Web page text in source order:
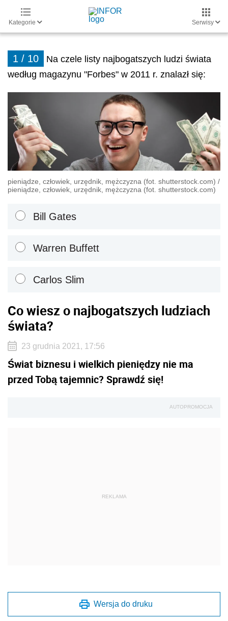
Kategorie Serwisy
1 / 10
Na czele listy najbogatszych ludzi świata
według magazynu "Forbes" w 2011 r. znalazł się:
pieniądze, człowiek, urzędnik, mężczyzna (fot. shutterstock.com) /
pieniądze, człowiek, urzędnik, mężczyzna (fot. shutterstock.com)
Bill Gates
Warren Buffett
Carlos Slim
Co wiesz o najbogatszych ludziach
świata?
23 grudnia 2021, 17:56
Świat biznesu i wielkich pieniędzy nie ma
przed Tobą tajemnic? Sprawdź się!
AUTOPROMOCJA
REKLAMA
Wersja do druku